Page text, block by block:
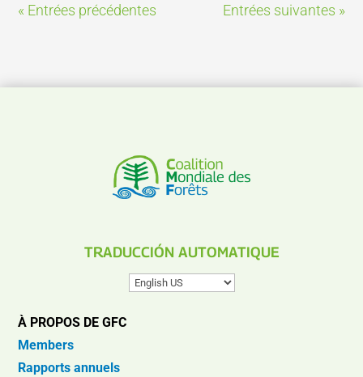
« Entrées précédentes Entrées suivantes »
TRADUCCIÓN AUTOMATIQUE
À PROPOS DE GFC
Members
Rapports annuels